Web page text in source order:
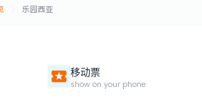
乐园西亚
移动票
show on your phone